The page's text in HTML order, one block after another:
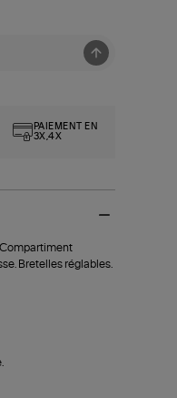
PAIEMENT EN
3X,4X
Bretelles réglables.